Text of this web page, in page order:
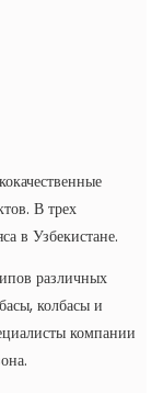
В трех
в Узбекистане.
различных
колбасы и
компании